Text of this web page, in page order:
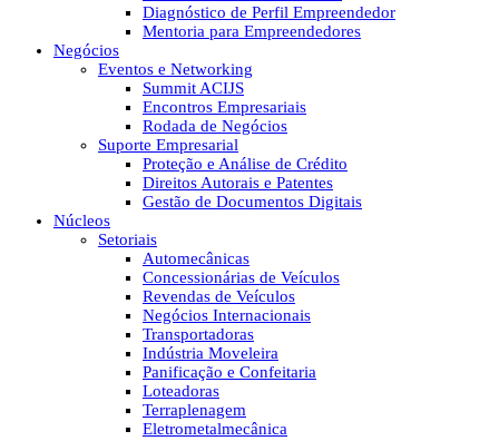
Diagnóstico de Perfil Empreendedor
Mentoria para Empreendedores
Negócios
Eventos e Networking
Summit ACIJS
Encontros Empresariais
Rodada de Negócios
Suporte Empresarial
Proteção e Análise de Crédito
Direitos Autorais e Patentes
Gestão de Documentos Digitais
Núcleos
Setoriais
Automecânicas
Concessionárias de Veículos
Revendas de Veículos
Negócios Internacionais
Transportadoras
Indústria Moveleira
Panificação e Confeitaria
Loteadoras
Terraplenagem
Eletrometalmecânica